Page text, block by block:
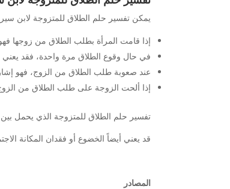
يمكن تفسير حلم الطلاق للمتزوجة لابن
إذا قامت المرأة بطلب الطلاق من زوجها
في حال وقوع الطلاق مرة واحدة، فقد
عند صعوبة طلب الطلاق من الزوج، فهو إشارة
إذا ألحت الزوجة على طلب الطلاق من
تفسير حلم الطلاق للمتزوجة الذي يحمل بين
قد يعني أيضاً الخضوع أو فقدان المكانة
المصادر